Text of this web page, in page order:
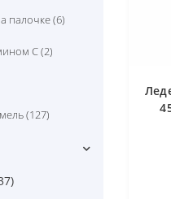
(21)
(26)
(11)
(16)
палочке (6)
С (2)
(127)